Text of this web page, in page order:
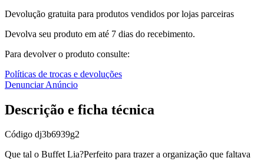
Devolução gratuita para produtos vendidos por lojas parceiras
Devolva seu produto em até 7 dias do recebimento.
Para devolver o produto consulte:
Políticas de trocas e devoluções
Denunciar Anúncio
Descrição e ficha técnica
Código dj3b6939g2
Que tal o Buffet Lia?Perfeito para trazer a organização que faltava